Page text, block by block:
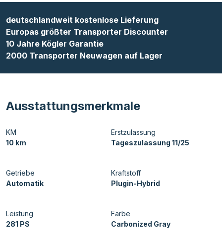
deutschlandweit kostenlose Lieferung
Europas größter Transporter Discounter
10 Jahre Kögler Garantie
2000 Transporter Neuwagen auf Lager
Ausstattungsmerkmale
KM
10 km
Erstzulassung
Tageszulassung 11/25
Getriebe
Automatik
Kraftstoff
Plugin-Hybrid
Leistung
281 PS
Farbe
Carbonized Gray